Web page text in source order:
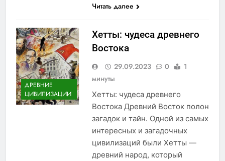
Читать далее
ДРЕВНИЕ
ЦИВИЛИЗАЦИИ
Хетты: чудеса древнего
Востока
29.09.2023 0
1
минуты
Хетты: чудеса древнего
Востока Древний Восток полон
загадок и тайн. Одной из самых
интересных и загадочных
цивилизаций были Хетты —
древний народ, который